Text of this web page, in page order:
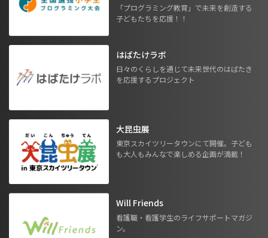
「プログラミング教育」で未来を創造する
子どもたちを応援！！
はばたけラボ
日々のくらしを通じて未来世代のはばたき
を応援するプロジェクト
大昆虫展
東京スカイツリータウンにて開催。子ども
も大人もみんなで楽しめる企画が満載！
Will Friends
看護職・看護学生のライフサポートマガジ
ン。